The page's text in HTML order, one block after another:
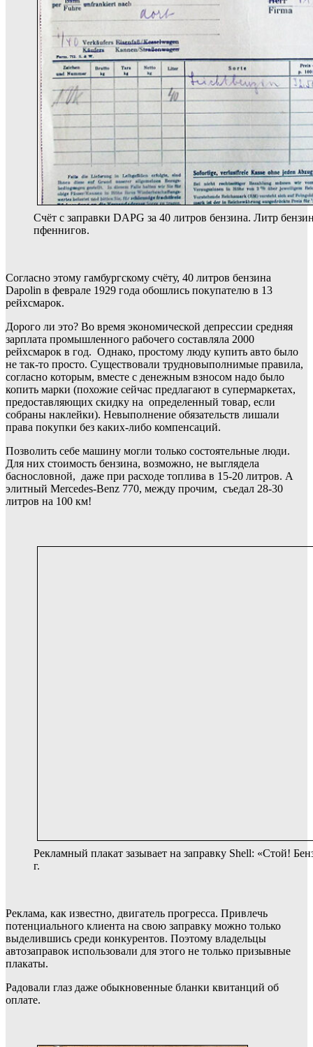
Счёт с заправки DAPG за 40 литров бензина. Литр
пфеннигов.
Согласно этому гамбургскому счёту, 40 литров бензина
Dapolin в феврале 1929 года обошлись покупателю в 13
рейхсмарок.
Дорого ли это? Во время экономической депрессии средняя
зарплата промышленного рабочего составляла 2000
рейхсмарок в год. Однако, простому люду купить авто было
не так-то просто. Существовали трудновыполнимые правила,
согласно которым, вместе с денежным взносом надо было
копить марки (похожие сейчас предлагают в супермаркетах,
предоставляющих скидку на определенный товар, если
собраны наклейки). Невыполнение обязательств лишали
права покупки без каких-либо компенсаций.
Позволить себе машину могли только состоятельные люди.
Для них стоимость бензина, возможно, не выглядела
баснословной, даже при расходе топлива в 15-20 литров. А
элитный Mercedes-Benz 770, между прочим, съедал 28-30
литров на 100 км!
Рекламный плакат зазывает на заправку Shell: «Стой!
г.
Реклама, как известно, двигатель прогресса. Привлечь
потенциального клиента на свою заправку можно только
выделившись среди конкурентов. Поэтому владельцы
автозаправок использовали для этого не только призывные
плакаты.
Радовали глаз даже обыкновенные бланки квитанций об
оплате.